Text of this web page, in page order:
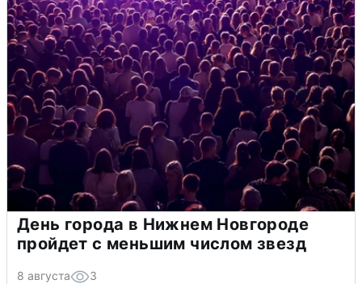
День города в Нижнем Новгороде
пройдет с меньшим числом звезд
8 августа 3